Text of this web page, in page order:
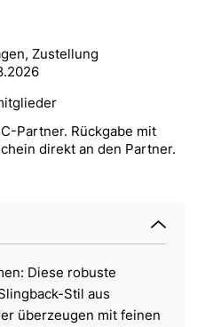
Zustellung
Partner. Rückgabe mit
direkt an den Partner.
Diese robuste
Stil aus
überzeugen mit feinen